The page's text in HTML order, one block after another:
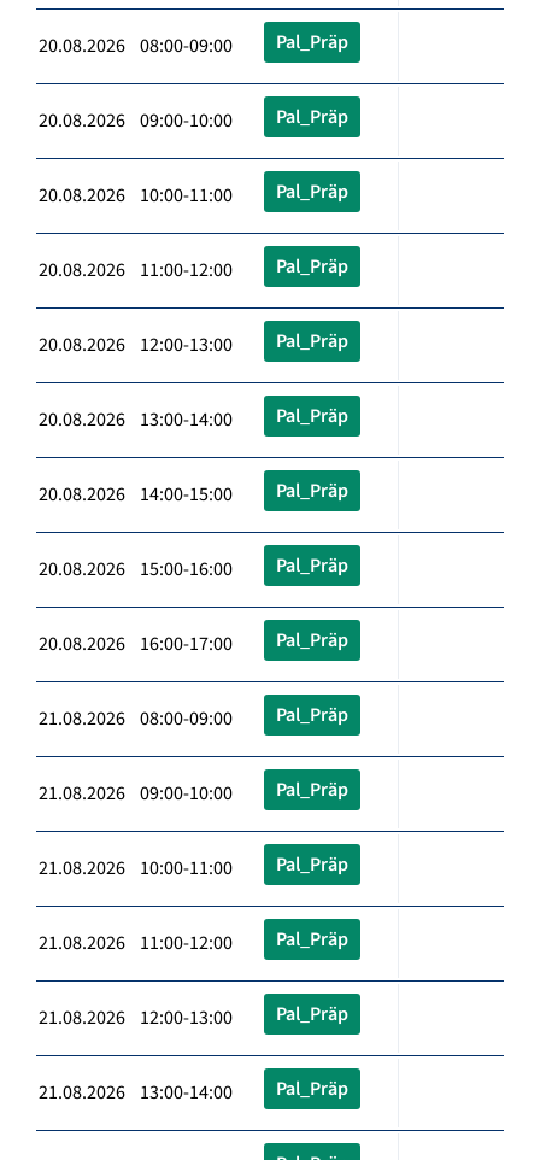
20.08.2026 08:00-09:00 Pal_Präp
20.08.2026 09:00-10:00 Pal_Präp
20.08.2026 10:00-11:00 Pal_Präp
20.08.2026 11:00-12:00 Pal_Präp
20.08.2026 12:00-13:00 Pal_Präp
20.08.2026 13:00-14:00 Pal_Präp
20.08.2026 14:00-15:00 Pal_Präp
20.08.2026 15:00-16:00 Pal_Präp
20.08.2026 16:00-17:00 Pal_Präp
21.08.2026 08:00-09:00 Pal_Präp
21.08.2026 09:00-10:00 Pal_Präp
21.08.2026 10:00-11:00 Pal_Präp
21.08.2026 11:00-12:00 Pal_Präp
21.08.2026 12:00-13:00 Pal_Präp
21.08.2026 13:00-14:00 Pal_Präp